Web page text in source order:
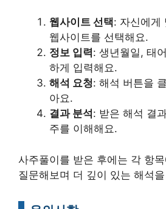
웹사이트 선택: 자신에게
웹사이트를 선택해요.
정보 입력: 생년월일, 태
하게 입력해요.
해석 요청: 해석 버튼을
아요.
결과 분석 : 받은 해석 결
주를 이해해요.
사주풀이를 받은 후에는 각 항
질문해보며 더 깊이 있는 해석